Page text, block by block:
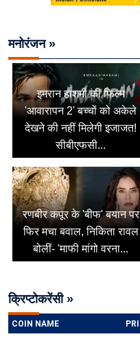
मनोरंजन »
इमरान हाशमी की फिल्म
'आवारापन 2' बच्चों को अकेले
देखने की नहीं मिलेगी इजाजत!
सीबीएफसी...
रणबीर कपूर के 'बीफ' बयान पर
फिर मचा बवाल, निकिता रावल
बोलीं- 'माफी मांगो वरना...
क्रिप्टोकरेंसी »